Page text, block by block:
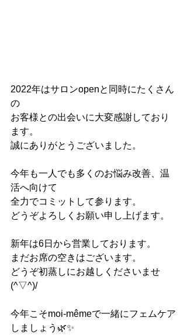
2022年はサロンopenと同時にたくさん
の
お客様との出会いに大変感謝しており
ます。
誠にありがとうございました。
今年も一人でも多くのお悩み改善、温
活へ向けて
全力でコミットして参ります。
どうぞよろしくお願い申し上げます。
新年は6日から営業しております。
まだお席の空きはございます。
どうぞ初蒸しにお越しくださいませ
(^▽^)/
今年こそmoi-mêmeで一緒にフェムケア
しましょう🌿✨